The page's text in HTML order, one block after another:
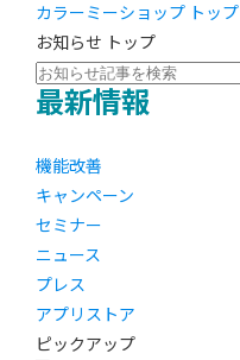
カラーミーショップ トップ
お知らせ トップ
最新情報
機能改善
キャンペーン
セミナー
ニュース
プレス
アプリストア
ピックアップ